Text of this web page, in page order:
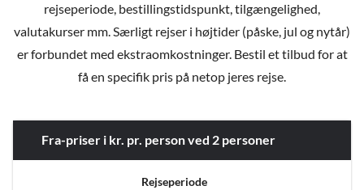
rejseperiode, bestillingstidspunkt, tilgængelighed,
valutakurser mm. Særligt rejser i højtider (påske, jul og nytår)
er forbundet med ekstraomkostninger. Bestil et tilbud for at
få en specifik pris på netop jeres rejse.
Fra-priser i kr. pr. person ved 2 personer
Rejseperiode